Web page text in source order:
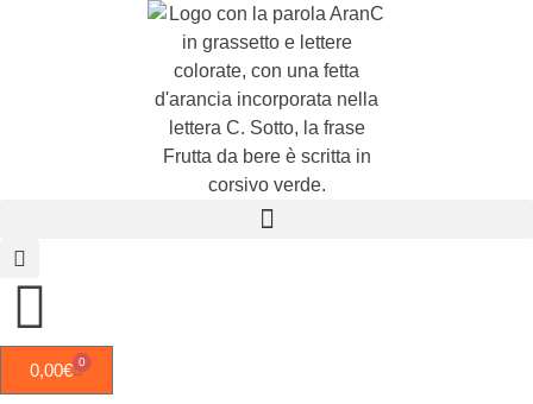
0,00€ 0